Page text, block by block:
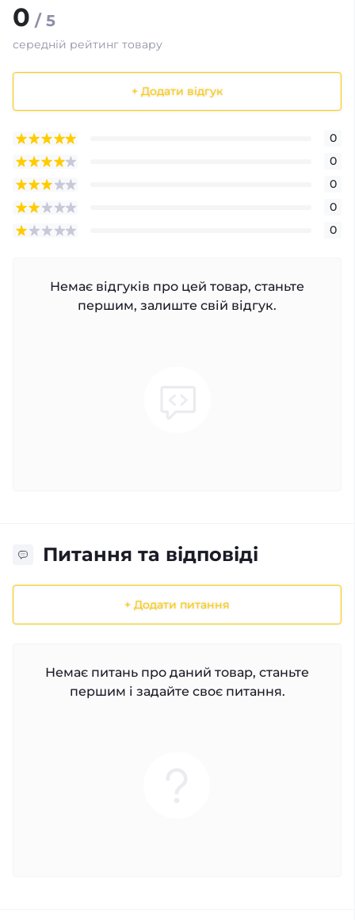
0 / 5
середній рейтинг товару
+ Додати відгук
0
0
0
0
0
Немає відгуків про цей товар, станьте
першим, залиште свій відгук.
Питання та відповіді
+ Додати питання
Немає питань про даний товар, станьте
першим і задайте своє питання.